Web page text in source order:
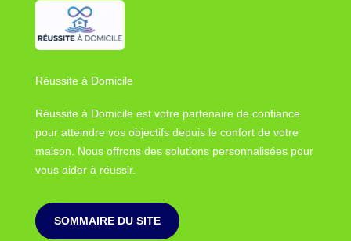
Réussite à Domicile
Réussite à Domicile est votre partenaire de confiance
pour atteindre vos objectifs depuis le confort de votre
maison. Nous offrons des solutions personnalisées pour
vous aider à réussir.
SOMMAIRE DU SITE